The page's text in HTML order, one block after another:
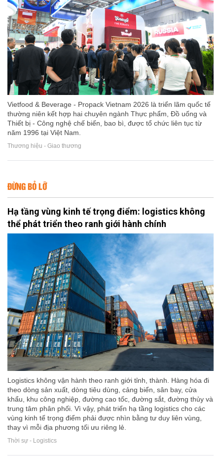
Vietfood & Beverage - Propack Vietnam 2026 là triển lãm quốc tế
thường niên kết hợp hai chuyên ngành Thực phẩm, Đồ uống và
Thiết bị - Công nghệ chế biến, bao bì, được tổ chức liên tục từ
năm 1996 tại Việt Nam.
Thương hiệu - Giao thương
ĐỪNG BỎ LỠ
Hạ tầng vùng kinh tế trọng điểm: logistics không
thể phát triển theo ranh giới hành chính
Logistics không vận hành theo ranh giới tỉnh, thành. Hàng hóa đi
theo dòng sản xuất, dòng tiêu dùng, cảng biển, sân bay, cửa
khẩu, khu công nghiệp, đường cao tốc, đường sắt, đường thủy và
trung tâm phân phối. Vì vậy, phát triển hạ tầng logistics cho các
vùng kinh tế trọng điểm phải được nhìn bằng tư duy liên vùng,
thay vì mỗi địa phương tối ưu riêng lẻ.
Thời sự - Logistics